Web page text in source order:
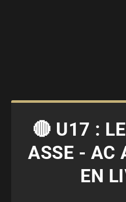
🔴 U17 :
ASSE - AC
EN